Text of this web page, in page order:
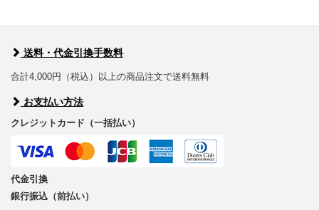
送料・代金引換手数料
合計4,000円（税込）以上の商品注文で送料無料
お支払い方法
クレジットカード（一括払い）
代金引換
銀行振込（前払い）